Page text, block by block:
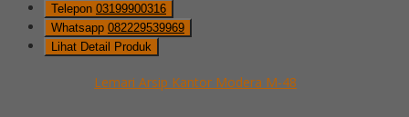
Telepon 03199900316
Whatsapp 082229539969
Lihat Detail Produk
Lemari Arsip Kantor Modera M-48